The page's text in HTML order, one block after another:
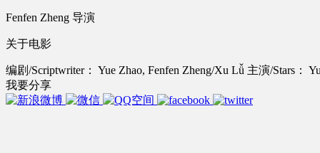
Fenfen Zheng 导演
关于电影
编剧/Scriptwriter： Yue Zhao, Fenfen Zheng/Xu Lǚ 主演/Stars：
我要分享